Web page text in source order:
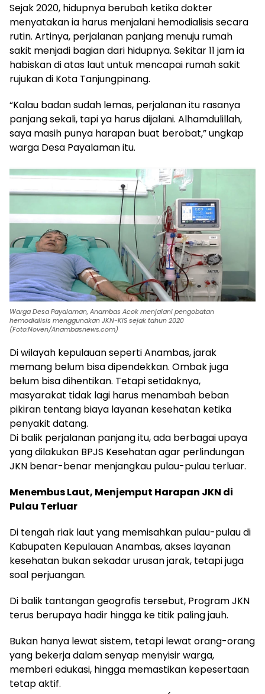
Sejak 2020, hidupnya berubah ketika dokter
menyatakan ia harus menjalani hemodialisis secara
rutin. Artinya, perjalanan panjang menuju rumah
sakit menjadi bagian dari hidupnya. Sekitar 11 jam ia
habiskan di atas laut untuk mencapai rumah sakit
rujukan di Kota Tanjungpinang.
“Kalau badan sudah lemas, perjalanan itu rasanya
panjang sekali, tapi ya harus dijalani. Alhamdulillah,
saya masih punya harapan buat berobat,” ungkap
warga Desa Payalaman itu.
Warga Desa Payalaman, Anambas Acok menjalani pengobatan
hemodialisis menggunakan JKN-KIS sejak tahun 2020
(Foto:Noven/Anambasnews.com)
Di wilayah kepulauan seperti Anambas, jarak
memang belum bisa dipendekkan. Ombak juga
belum bisa dihentikan. Tetapi setidaknya,
masyarakat tidak lagi harus menambah beban
pikiran tentang biaya layanan kesehatan ketika
penyakit datang.
Di balik perjalanan panjang itu, ada berbagai upaya
yang dilakukan BPJS Kesehatan agar perlindungan
JKN benar-benar menjangkau pulau-pulau terluar.
Menembus Laut, Menjemput Harapan JKN di
Pulau Terluar
Di tengah riak laut yang memisahkan pulau-pulau di
Kabupaten Kepulauan Anambas, akses layanan
kesehatan bukan sekadar urusan jarak, tetapi juga
soal perjuangan.
Di balik tantangan geografis tersebut, Program JKN
terus berupaya hadir hingga ke titik paling jauh.
Bukan hanya lewat sistem, tetapi lewat orang-orang
yang bekerja dalam senyap menyisir warga,
memberi edukasi, hingga memastikan kepesertaan
tetap aktif.